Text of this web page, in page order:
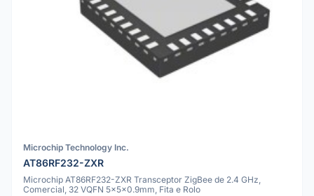
Microchip Technology Inc.
AT86RF232-ZXR
Microchip AT86RF232-ZXR Transceptor ZigBee de 2.4 GHz,
Comercial, 32 VQFN 5x5x0.9mm, Fita e Rolo